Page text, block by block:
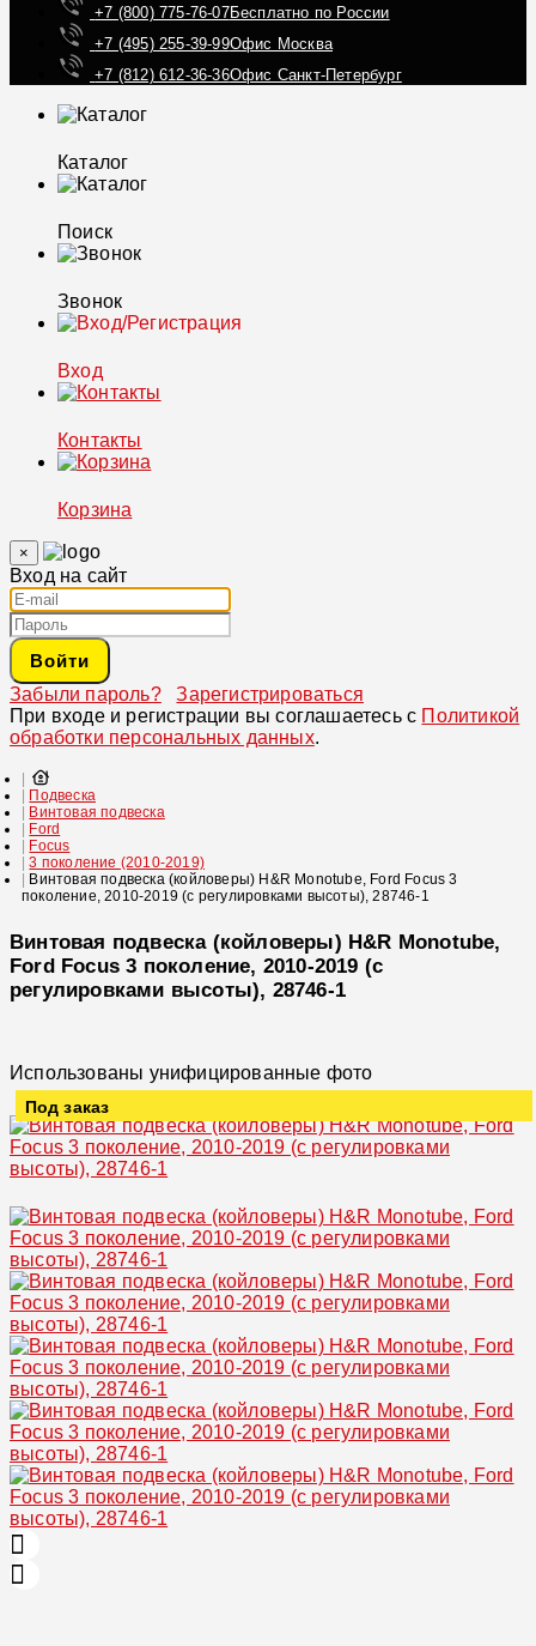
+7 (800) 775-76-07Бесплатно по России
+7 (495) 255-39-99Офис Москва
+7 (812) 612-36-36Офис Санкт-Петербург
Каталог
Поиск
Звонок
Вход
Контакты
Корзина
×
Вход на сайт
Войти
Забыли пароль?
Зарегистрироваться
При входе и регистрации вы соглашаетесь с Политикой
обработки персональных данных.
Подвеска
Винтовая подвеска
Ford
Focus
3 поколение (2010-2019)
Винтовая подвеска (койловеры) H&R Monotube, Ford Focus 3
поколение, 2010-2019 (с регулировками высоты), 28746-1
Винтовая подвеска (койловеры) H&R Monotube,
Ford Focus 3 поколение, 2010-2019 (с
регулировками высоты), 28746-1
Использованы унифицированные фото
Под заказ